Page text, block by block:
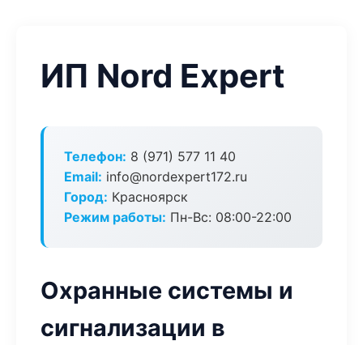
ИП Nord Expert
Телефон: 8 (971) 577 11 40
Email: info@nordexpert172.ru
Город: Красноярск
Режим работы: Пн-Вс: 08:00-22:00
Охранные системы и
сигнализации в